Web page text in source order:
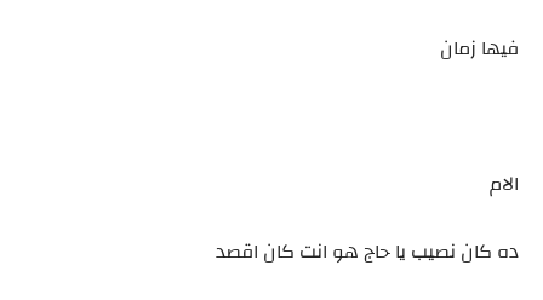
فيها زمان
الام
ده كان نصيب يا حاج هو انت كان اقصد